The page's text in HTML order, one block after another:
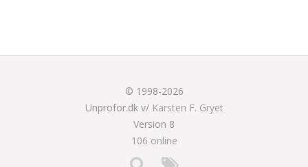
© 1998-2026
Unprofor.dk v/ Karsten F. Gryet
Version 8
106 online